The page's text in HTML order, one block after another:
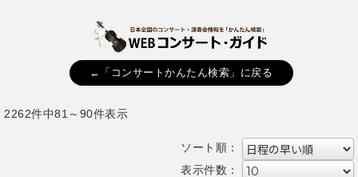
←「コンサートかんたん検索」に戻る
2262件中81～90件表示
ソート順：
表示件数：